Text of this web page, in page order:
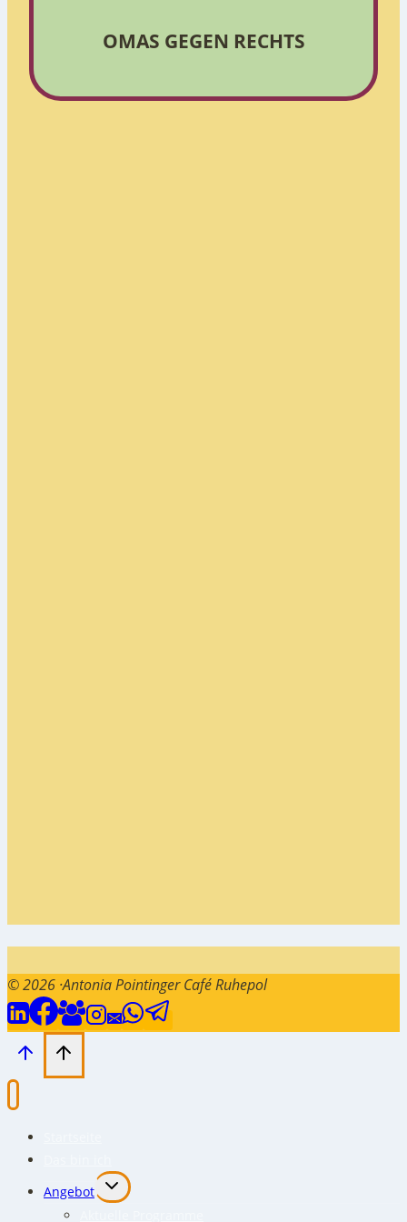
OMAS GEGEN RECHTS
© 2026 ·Antonia Pointinger Café Ruhepol
Angebot
Untermenü
umschalten